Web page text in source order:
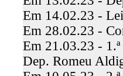
Em 14.02.23 -
Em 28.02.23 -
Em 21.03.23 -
Dep. Romeu